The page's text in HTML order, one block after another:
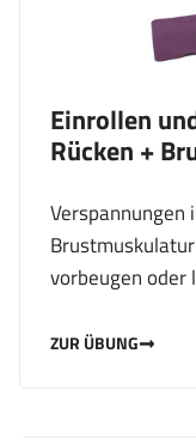
Einrollen
Rücken +
Verspannungen
vorbeugen oder
ZUR ÜBUNG